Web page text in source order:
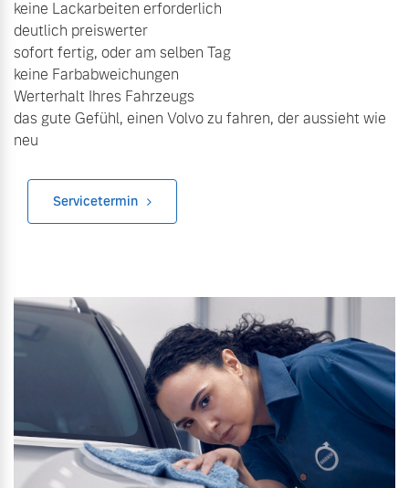
Finanzierung & Leasing
Versicherung
keine Lackarbeiten erforderlich
deutlich preiswerter
sofort fertig, oder am selben Tag
keine Farbabweichungen
Werterhalt Ihres Fahrzeugs
das gute Gefühl, einen Volvo zu fahren, der aussieht wie
neu
Servicetermin